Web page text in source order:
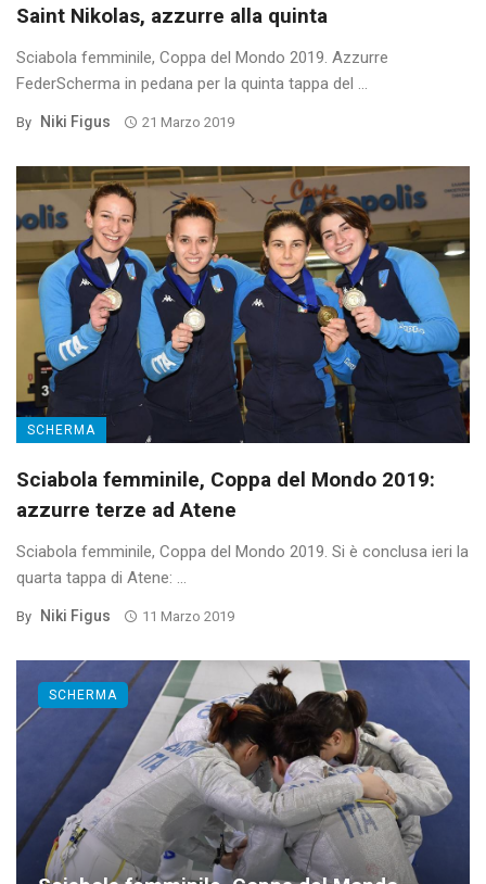
Saint Nikolas, azzurre alla quinta
Sciabola femminile, Coppa del Mondo 2019. Azzurre
FederScherma in pedana per la quinta tappa del ...
By Niki Figus 21 Marzo 2019
SCHERMA
Sciabola femminile, Coppa del Mondo 2019:
azzurre terze ad Atene
Sciabola femminile, Coppa del Mondo 2019. Si è conclusa ieri la
quarta tappa di Atene: ...
By Niki Figus 11 Marzo 2019
SCHERMA